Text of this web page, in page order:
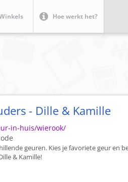
Hoe werkt het?
- Dille & Kamille
in-huis/wierook/
geuren. Kies je favoriete geur en
& Kamille!